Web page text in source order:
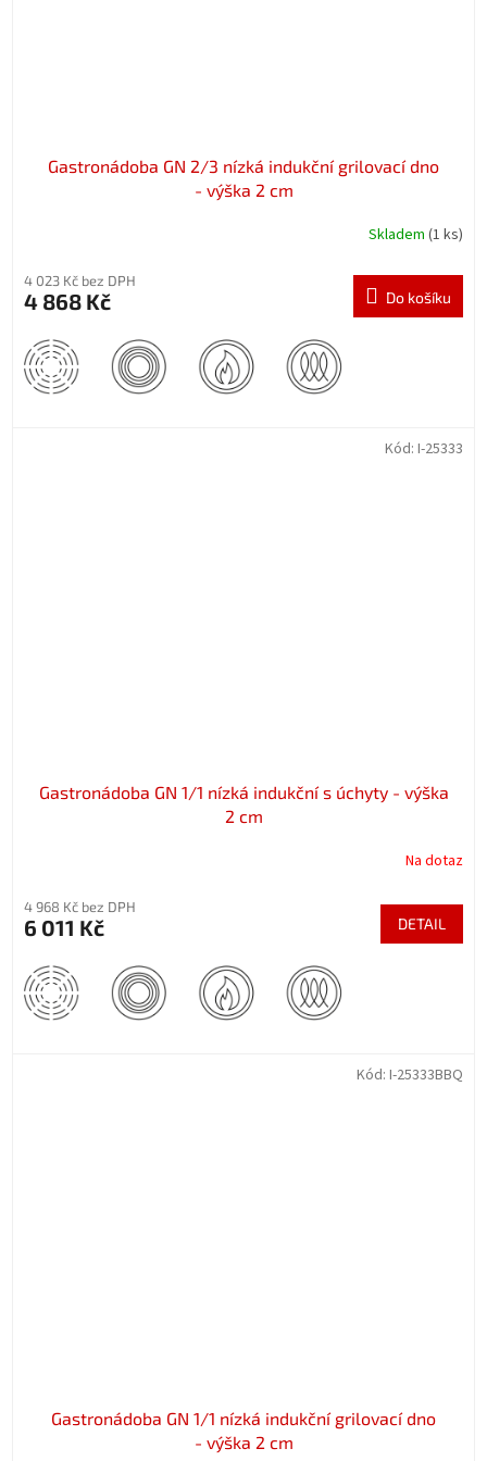
Gastronádoba GN 2/3 nízká indukční grilovací dno
- výška 2 cm
Skladem (1 ks)
4 023 Kč bez DPH
4 868 Kč Do košíku
Gastronádoba GN 1/1 nízká indukční s úchyty - výška
2 cm
Na dotaz
4 968 Kč bez DPH
6 011 Kč DETAIL
Kód: I-25333
Gastronádoba GN 1/1 nízká indukční grilovací dno
- výška 2 cm
Kód: I-25333BBQ